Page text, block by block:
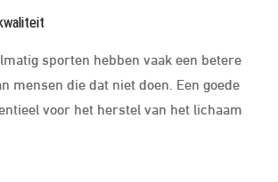
sporten hebben vaak een betere
mensen die dat niet doen. Een goede
voor het herstel van het lichaam